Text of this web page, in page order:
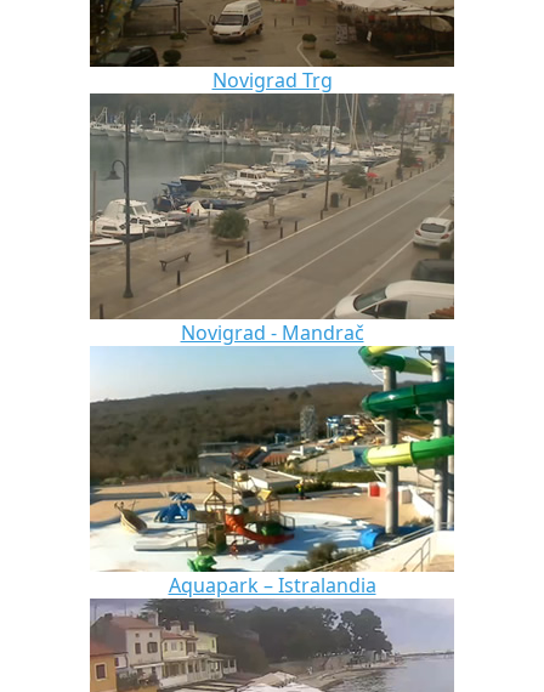
Novigrad Trg
Novigrad - Mandrač
Aquapark – Istralandia